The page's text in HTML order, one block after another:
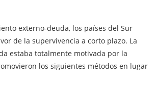
externo-deuda, los países del Sur
de la supervivencia a corto plazo. La
estaba totalmente motivada por la
los siguientes métodos en lugar